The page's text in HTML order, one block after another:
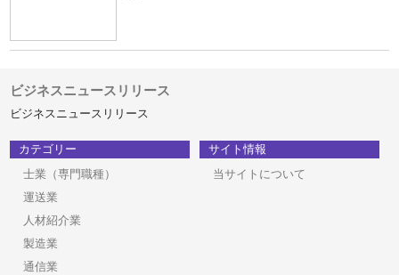
ビジネスニュースリリース
ビジネスニュースリリース
カテゴリー
士業（専門職種）
運送業
人材紹介業
製造業
通信業
サイト情報
当サイトについて